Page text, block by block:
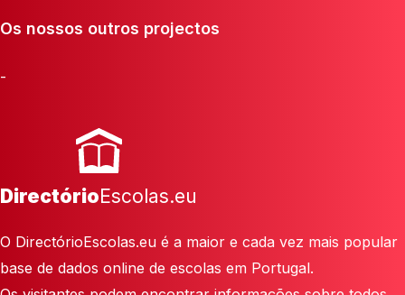
Os nossos outros projectos
-
DirectórioEscolas.eu
O DirectórioEscolas.eu é a maior e cada vez mais popular
base de dados online de escolas em Portugal.